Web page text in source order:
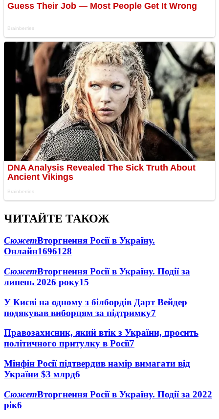
ЧИТАЙТЕ ТАКОЖ
СюжетВторгнення Росії в Україну.
Онлайн1696128
СюжетВторгнення Росії в Україну. Події за
липень 2026 року15
У Києві на одному з білбордів Дарт Вейдер
подякував виборцям за підтримку7
Правозахисник, який втік з України, просить
політичного притулку в Росії7
Мінфін Росії підтвердив намір вимагати від
України $3 млрд6
СюжетВторгнення Росії в Україну. Події за 2022
рік6